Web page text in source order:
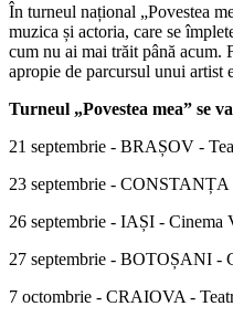
În turneul național „Povestea
muzica și actoria, care se
cum nu ai mai trăit până acum.
apropie de parcursul unui artist
Turneul „Povestea mea” se
21 septembrie - BRAȘOV -
23 septembrie - CONSTANȚA
26 septembrie - IAȘI - Cinema
27 septembrie - BOTOȘANI -
7 octombrie - CRAIOVA -